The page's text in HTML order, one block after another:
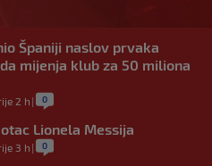
Španiji naslov prvaka
mijenja klub za 50 miliona
2 h | 0
Lionela Messija
3 h | 0